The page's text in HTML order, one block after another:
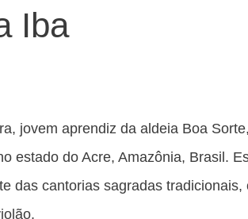
Iba
jovem aprendiz da aldeia Boa
estado do Acre, Amazônia, Brasil.
das cantorias sagradas tradicionais,